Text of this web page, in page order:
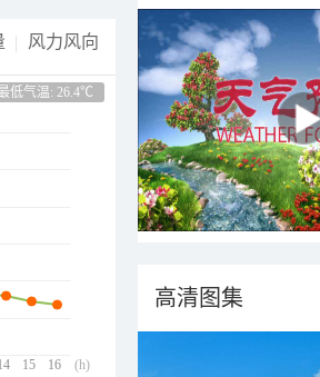
风力风向
低气温: 26.4℃
15 16 (h)
高清图集